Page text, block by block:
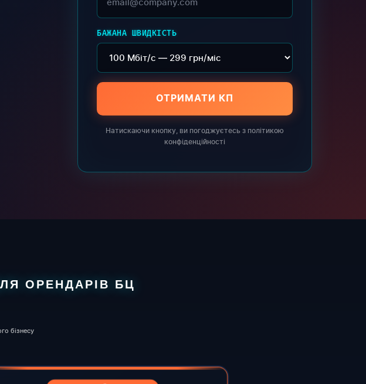
БАЖАНА ШВИДКІСТЬ
ОТРИМАТИ КП
Натискаючи кнопку, ви погоджуєтесь з політикою
конфіденційності
ОРЕНДАРІВ БЦ
бізнесу